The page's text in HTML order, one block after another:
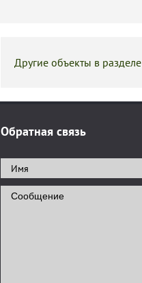
Другие объекты в разделе
Обратная связь